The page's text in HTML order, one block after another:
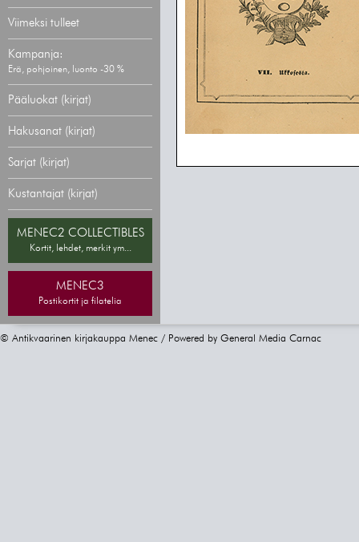
Viimeksi tulleet
Kampanja:
Erä, pohjoinen, luonto -30 %
Pääluokat (kirjat)
Hakusanat (kirjat)
Sarjat (kirjat)
Kustantajat (kirjat)
MENEC2 COLLECTIBLES
Kortit, lehdet, merkit ym...
MENEC3
Postikortit ja filatelia
© Antikvaarinen kirjakauppa Menec / Powered by General Media Carnac